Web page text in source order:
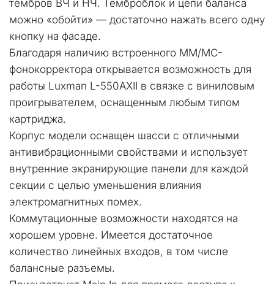
тембров ВЧ и НЧ. Темброблок и цепи баланса
можно «обойти» — достаточно нажать всего одну
кнопку на фасаде.
Благодаря наличию встроенного MM/MC-
фонокорректора открывается возможность для
работы Luxman L-550AXII в связке с виниловым
проигрывателем, оснащенным любым типом
картриджа.
Корпус модели оснащен шасси с отличными
антивибрационными свойствами и использует
внутренние экранирующие панели для каждой
секции с целью уменьшения влияния
электромагнитных помех.
Коммутационные возможности находятся на
хорошем уровне. Имеется достаточное
количество линейных входов, в том числе
балансные разъемы.